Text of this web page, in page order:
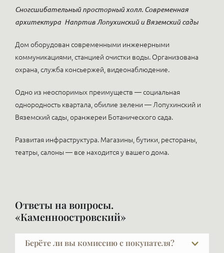
Сногсшибательный просторный холл. Современная
архитектура Напртив Лопухинский и Вяземский сады
Дом оборудован современными инженерными
коммуникациями, станцией очистки воды. Организована
охрана, служба консьержей, видеонаблюдение.
Одно из неоспоримых преимуществ — социальная
однородность квартала, обилие зелени — Лопухинский и
Вяземский сады, оранжереи Ботанического сада.
Развитая инфраструктура. Магазины, бутики, рестораны,
театры, салоны — все находится у вашего дома.
Ответы на вопросы.
«Каменноостровский»
Берёте ли вы комиссию с покупателя?